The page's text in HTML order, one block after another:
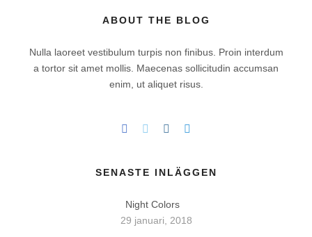
ABOUT THE BLOG
Nulla laoreet vestibulum turpis non finibus. Proin interdum
a tortor sit amet mollis. Maecenas sollicitudin accumsan
enim, ut aliquet risus.
SENASTE INLÄGGEN
Night Colors
29 januari, 2018